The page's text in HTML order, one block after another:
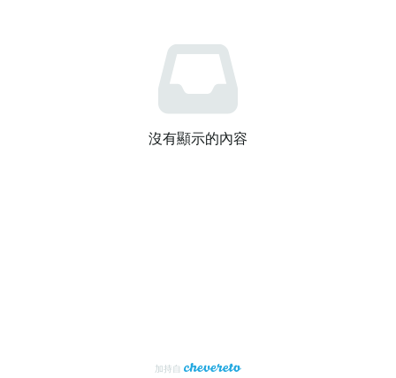
沒有顯示的內容
加持自